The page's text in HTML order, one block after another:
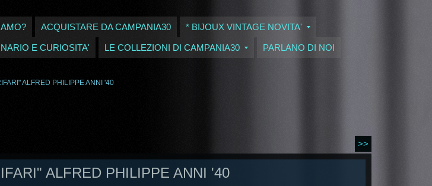
ACQUISTARE DA CAMPANIA30 * BIJOUX VINTAGE NOVITA'
E CURIOSITA' LE COLLEZIONI DI CAMPANIA30 PARLANO DI NOI
ALFRED PHILIPPE ANNI '40
>>
ALFRED PHILIPPE ANNI '40